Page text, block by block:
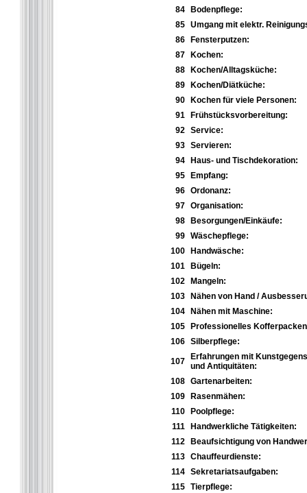
84
Bodenpflege:
85
Umgang mit elektr.
86
Fensterputzen:
87
Kochen:
88
Kochen/Alltagsküche:
89
Kochen/Diätküche:
90
Kochen für viele Personen:
91
Frühstücksvorbereitung:
92
Service:
93
Servieren:
94
Haus- und Tischdekoration:
95
Empfang:
96
Ordonanz:
97
Organisation:
98
Besorgungen/Einkäufe:
99
Wäschepflege:
100
Handwäsche:
101
Bügeln:
102
Mangeln:
103
Nähen von Hand /
104
Nähen mit Maschine:
105
Professionelles
106
Silberpflege:
107
Erfahrungen mit
und Antiquitäten:
108
Gartenarbeiten:
109
Rasenmähen:
110
Poolpflege:
111
Handwerkliche Tätigkeiten:
112
Beaufsichtigung von
113
Chauffeurdienste:
114
Sekretariatsaufgaben:
115
Tierpflege: